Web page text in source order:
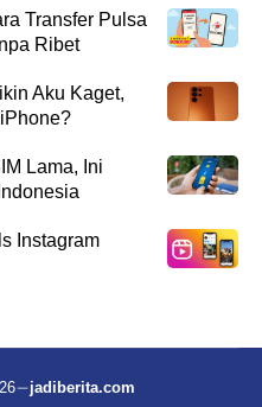
Transfer Pulsa
Ribet
Aku Kaget,
Lama, Ini
Instagram
jadiberita.com